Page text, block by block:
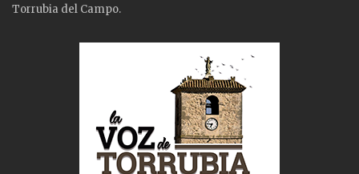
Torrubia del Campo.